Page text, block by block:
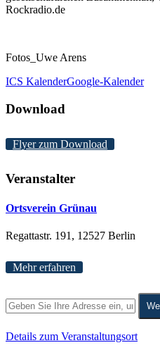
Rockradio.de
Fotos_Uwe Arens
ICS KalenderGoogle-Kalender
Download
Flyer zum Download
Veranstalter
Ortsverein Grünau
Regattastr. 191, 12527 Berlin
Mehr erfahren
Details zum Veranstaltungsort